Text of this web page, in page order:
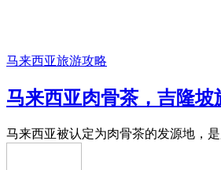
马来西亚旅游攻略
马来西亚肉骨茶，吉隆坡
马来西亚被认定为肉骨茶的发源地，